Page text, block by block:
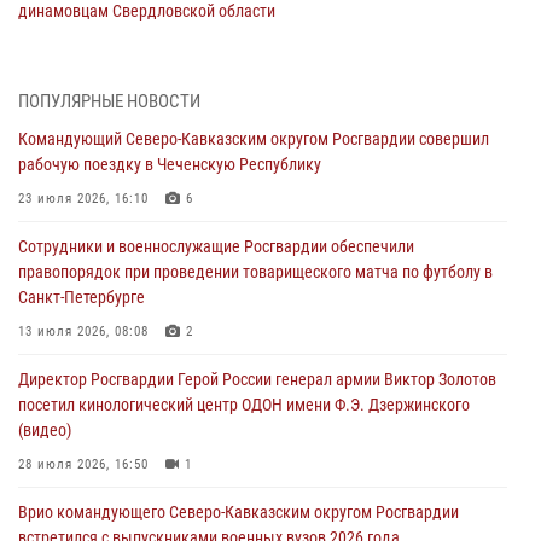
динамовцам Свердловской области
В столице росгвардейцы задержали мужчину, устроившего дебош в
05 августа 2026, 13:25
В Удмуртии при силовой поддержке спецназа Росгвардии
оздоровительных услуг (видео)
05 августа 2026, 13:20 1
В Москве дети сотрудников и военнослужащих Росгвардии
05 августа 2026, 13:00
Офицеры Росгвардии и ветераны войск правопорядка почтили
память генерала армии Ивана Кирилловича Яковлева
ПОПУЛЯРНЫЕ НОВОСТИ
Командующий Северо-Кавказским округом Росгвардии совершил
рабочую поездку в Чеченскую Республику
23 июля 2026, 16:10 6
Сотрудники и военнослужащие Росгвардии обеспечили
правопорядок при проведении товарищеского матча по футболу в
Санкт-Петербурге
13 июля 2026, 08:08 2
Директор Росгвардии Герой России генерал армии Виктор Золотов
посетил кинологический центр ОДОН имени Ф.Э. Дзержинского
(видео)
28 июля 2026, 16:50 1
Врио командующего Северо-Кавказским округом Росгвардии
встретился с выпускниками военных вузов 2026 года